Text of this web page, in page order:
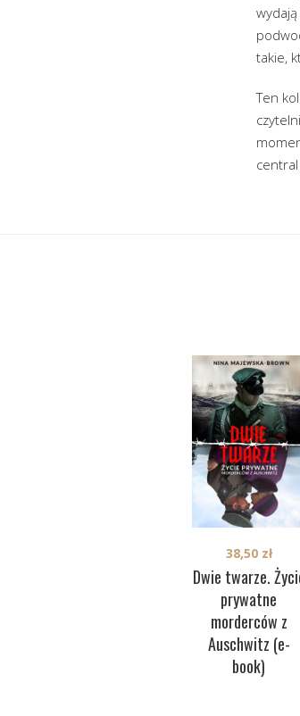
takie,
Ten
central
Dwie twarze.
prywatne
morderców z
Auschwitz (e-
book)
38,50 zł